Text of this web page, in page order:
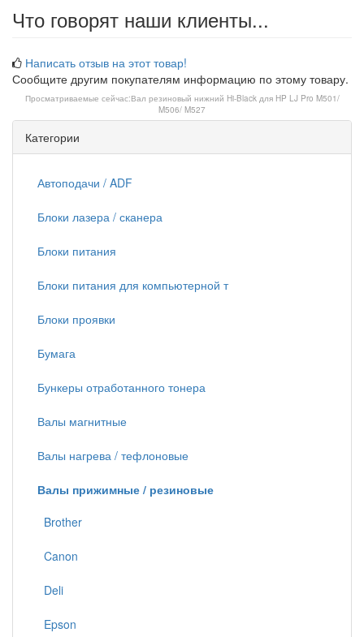
Что говорят наши клиенты...
Написать отзыв на этот товар!
Сообщите другим покупателям информацию по этому товару.
Просматриваемые сейчас:Вал резиновый нижний Hi-Black для HP LJ Pro M501/
M506/ M527
Категории
Автоподачи / ADF
Блоки лазера / сканера
Блоки питания
Блоки питания для компьютерной т
Блоки проявки
Бумага
Бункеры отработанного тонера
Валы магнитные
Валы нагрева / тефлоновые
Валы прижимные / резиновые
Brother
Canon
Deli
Epson